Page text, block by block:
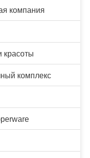
компания
красоты
комплекс